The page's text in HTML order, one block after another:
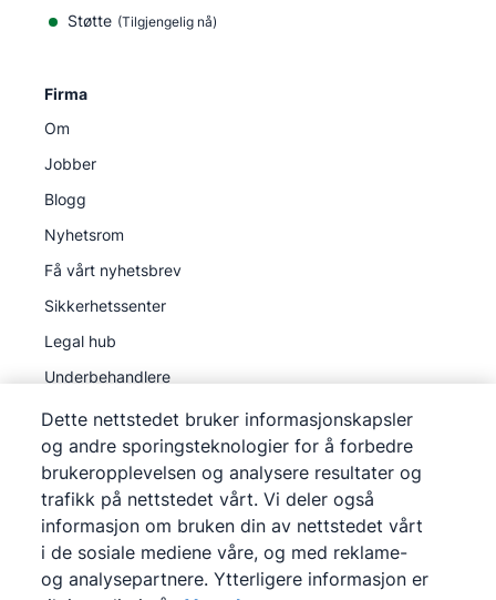
Støtte (Tilgjengelig nå)
Firma
Om
Jobber
Blogg
Nyhetsrom
Få vårt nyhetsbrev
Sikkerhetssenter
Legal hub
Underbehandlere
©2026 Pipedrive
Pipedrive
Vilkår for bruk
Pipedrive
Personvernerklæring
Dette nettstedet bruker informasjonskapsler
og andre sporingsteknologier for å forbedre
brukeropplevelsen og analysere resultater og
trafikk på nettstedet vårt. Vi deler også
informasjon om bruken din av nettstedet vårt
i de sosiale mediene våre, og med reklame-
og analysepartnere. Ytterligere informasjon er